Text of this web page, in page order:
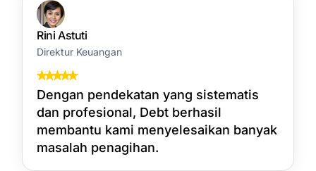
Rini Astuti
Direktur Keuangan
Dengan pendekatan yang sistematis
dan profesional, Debt berhasil
membantu kami menyelesaikan banyak
masalah penagihan.